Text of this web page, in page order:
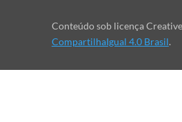
Conteúdo sob licença
CompartilhaIgual 4.0 Brasil.